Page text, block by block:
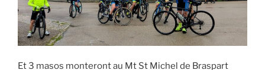
Et 3 masos monteront au Mt St Michel de Braspart